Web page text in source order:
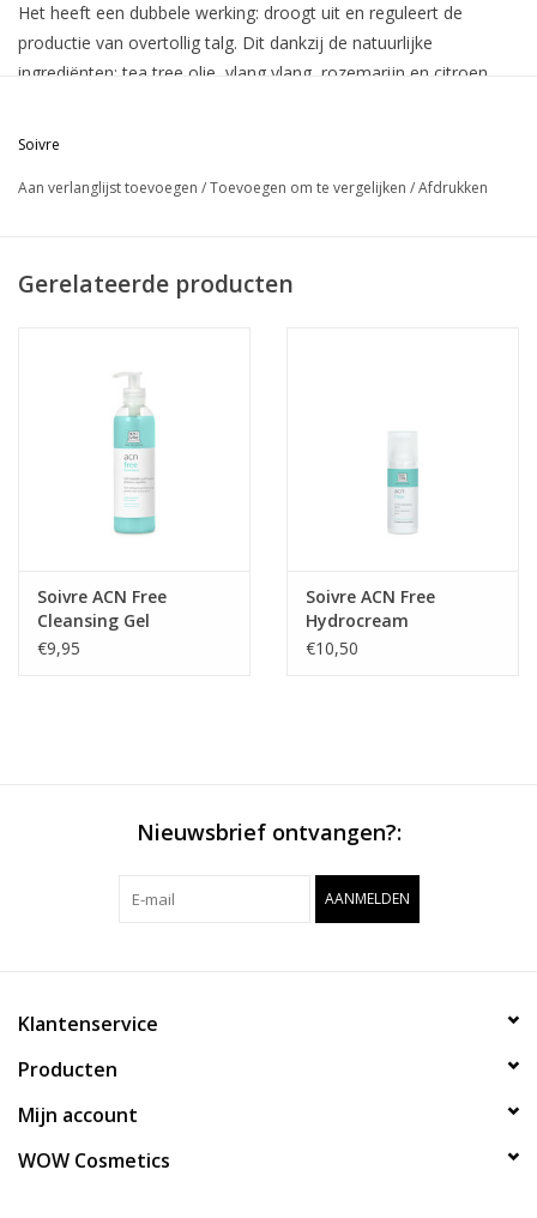
Het heeft een dubbele werking: droogt uit en reguleert de
productie van overtollig talg. Dit dankzij de natuurlijke
ingrediënten: tea tree olie, ylang ylang, rozemarijn en citroen.
Soivre
Aan verlanglijst toevoegen /Toevoegen om te vergelijken /Afdrukken
Gerelateerde producten
Soivre ACN Free
Cleansing Gel
€9,95
Soivre ACN Free
Hydrocream
€10,50
Nieuwsbrief ontvangen?:
AANMELDEN
Klantenservice
Producten
Mijn account
WOW Cosmetics